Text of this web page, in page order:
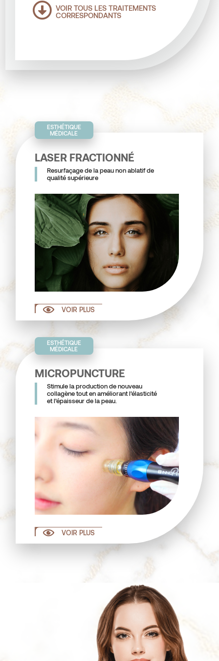
VOIR TOUS LES TRAITEMENTS
CORRESPONDANTS

ESTHÉTIQUE
MÉDICALE
LASER FRACTIONNÉ
Resurfaçage de la peau non ablatif de
qualité supérieure
VOIR PLUS
ESTHÉTIQUE
MÉDICALE
MICROPUNCTURE
Stimule la production de nouveau
collagène tout en améliorant l’élasticité
et l’épaisseur de la peau.
VOIR PLUS